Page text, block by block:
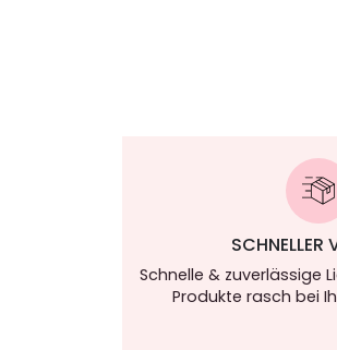
SCHNELLER
Schnelle & zuverlässige
Produkte rasch bei